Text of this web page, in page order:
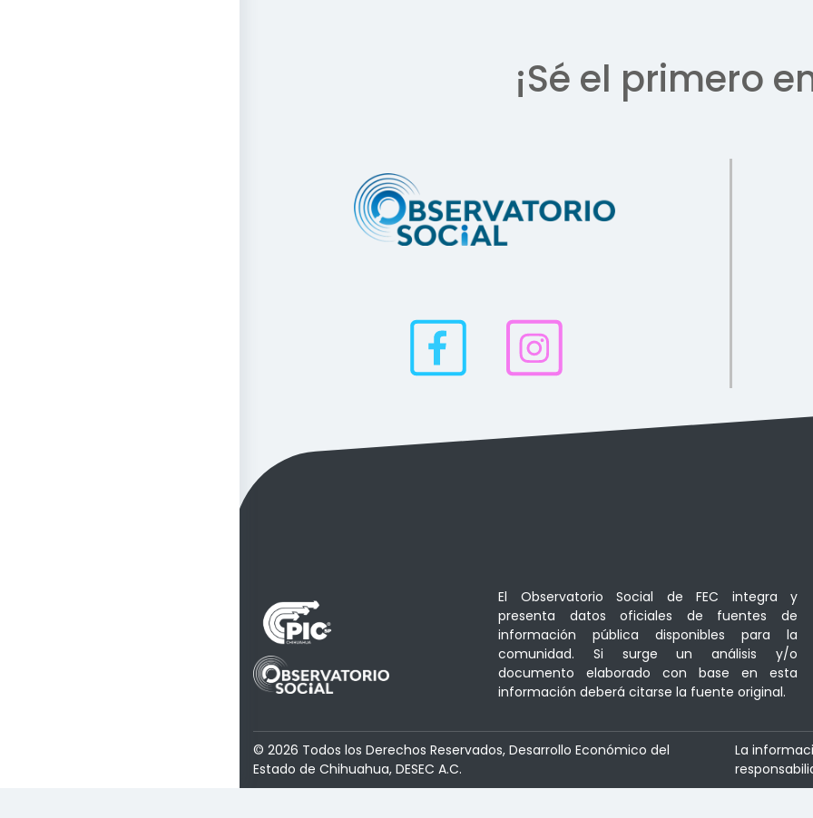
¡Sé el primero
El Observatorio Social de FEC integra y
presenta datos oficiales de fuentes de
información pública disponibles para la
comunidad. Si surge un análisis y/o
documento elaborado con base en esta
información deberá citarse la fuente original.
© 2026 Todos los Derechos Reservados, Desarrollo Económico del
Estado de Chihuahua, DESEC A.C.
La